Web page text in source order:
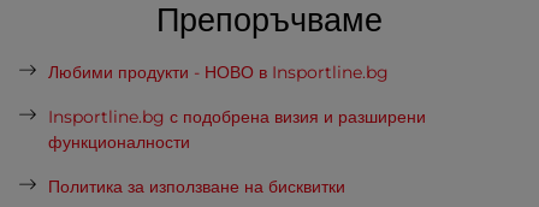
Препоръчваме
Любими продукти - НОВО в Insportline.bg
Insportline.bg с подобрена визия и разширени
функционалности
Политика за използване на бисквитки